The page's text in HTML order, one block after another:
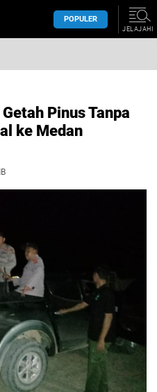
POPULER
JELAJAHI
Pinus Tanpa
ke Medan